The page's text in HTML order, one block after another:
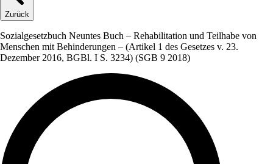
Zurück
Sozialgesetzbuch Neuntes Buch – Rehabilitation und Teilhabe von
Menschen mit Behinderungen – (Artikel 1 des Gesetzes v. 23.
Dezember 2016, BGBl. I S. 3234) (SGB 9 2018)